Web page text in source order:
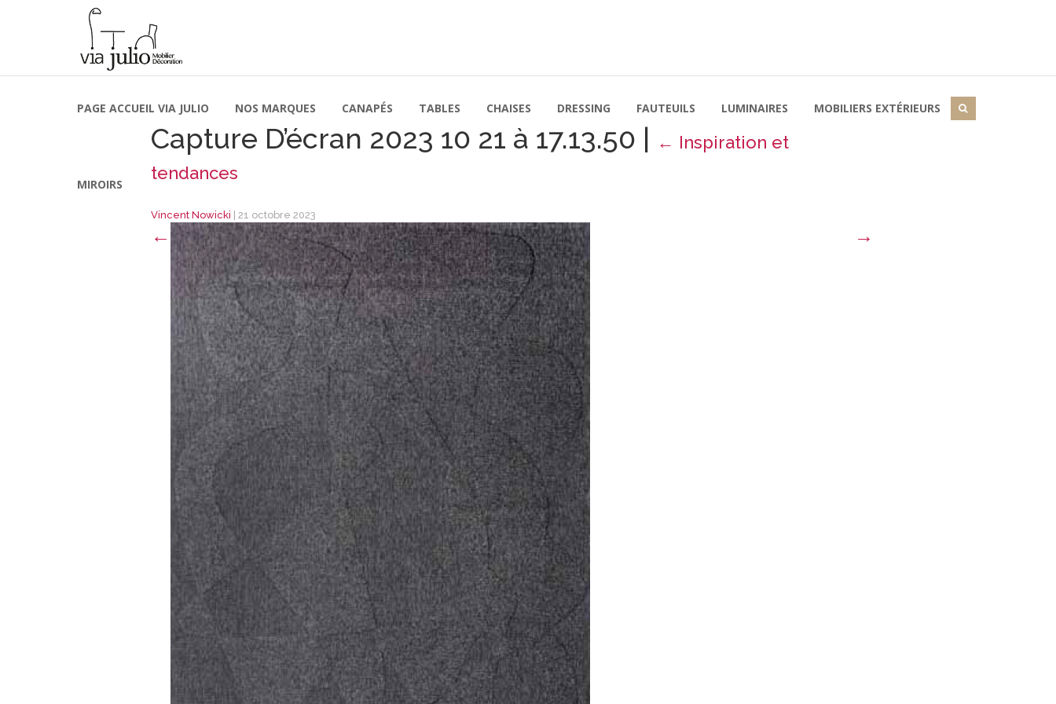
PAGE ACCUEIL VIA JULIO NOS MARQUES CANAPÉS TABLES CHAISES DRESSING FAUTEUILS LUMINAIRES MOBILIERS EXTÉRIEURS
MIROIRS
Capture D’écran 2023 10 21 à 17.13.50 | ← Inspiration et
tendances
Vincent Nowicki 21 octobre 2023
← →